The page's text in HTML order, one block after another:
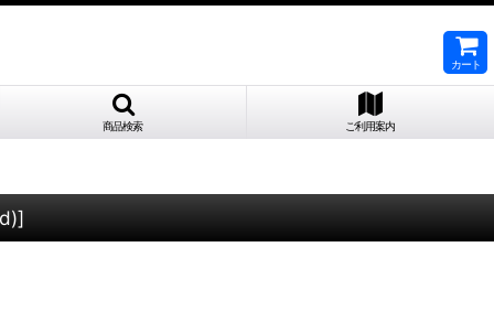
カート
商品検索 ご利用案内
]